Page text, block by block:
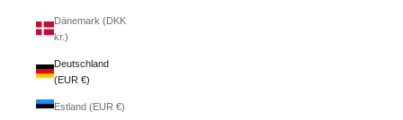
Dänemark (DKK
kr.)
Deutschland
(EUR €)
Estland (EUR €)